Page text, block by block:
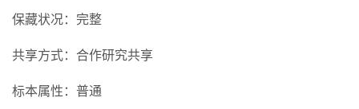
保藏状况：完整
共享方式：合作研究共享
标本属性：普通